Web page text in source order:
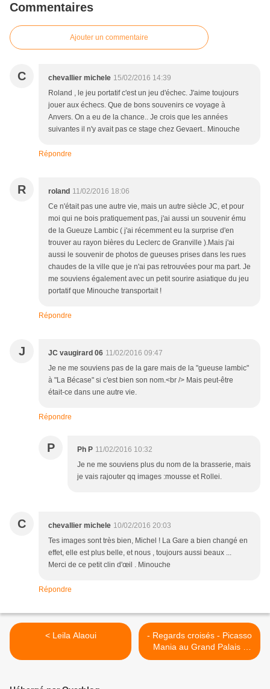
Commentaires
Ajouter un commentaire
C chevallier michele 15/02/2016 14:39
Roland , le jeu portatif c'est un jeu d'échec. J'aime toujours
jouer aux échecs. Que de bons souvenirs ce voyage à
Anvers. On a eu de la chance.. Je crois que les années
suivantes il n'y avait pas ce stage chez Gevaert.. Minouche
Répondre
R roland 11/02/2016 18:06
Ce n'était pas une autre vie, mais un autre siècle JC, et pour
moi qui ne bois pratiquement pas, j'ai aussi un souvenir ému
de la Gueuze Lambic ( j'ai récemment eu la surprise d'en
trouver au rayon bières du Leclerc de Granville ).Mais j'ai
aussi le souvenir de photos de gueuses prises dans les rues
chaudes de la ville que je n'ai pas retrouvées pour ma part. Je
me souviens également avec un petit sourire asiatique du jeu
portatif que Minouche transportait !
Répondre
J JC vaugirard 06 11/02/2016 09:47
Je ne me souviens pas de la gare mais de la "gueuse lambic"
à "La Bécase" si c'est bien son nom.<br /> Mais peut-être
était-ce dans une autre vie.
Répondre
P Ph P 11/02/2016 10:32
Je ne me souviens plus du nom de la brasserie, mais
je vais rajouter qq images :mousse et Rollei.
C chevallier michele 10/02/2016 20:03
Tes images sont très bien, Michel ! La Gare a bien changé en
effet, elle est plus belle, et nous , toujours aussi beaux ...
Merci de ce petit clin d'œil . Minouche
Répondre
< Leila Alaoui
- Regards croisés - Picasso
Mania au Grand Palais -
Jacques Masse et Philippe